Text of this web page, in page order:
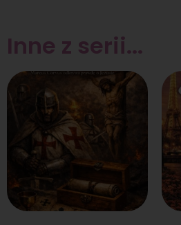
Inne z serii...